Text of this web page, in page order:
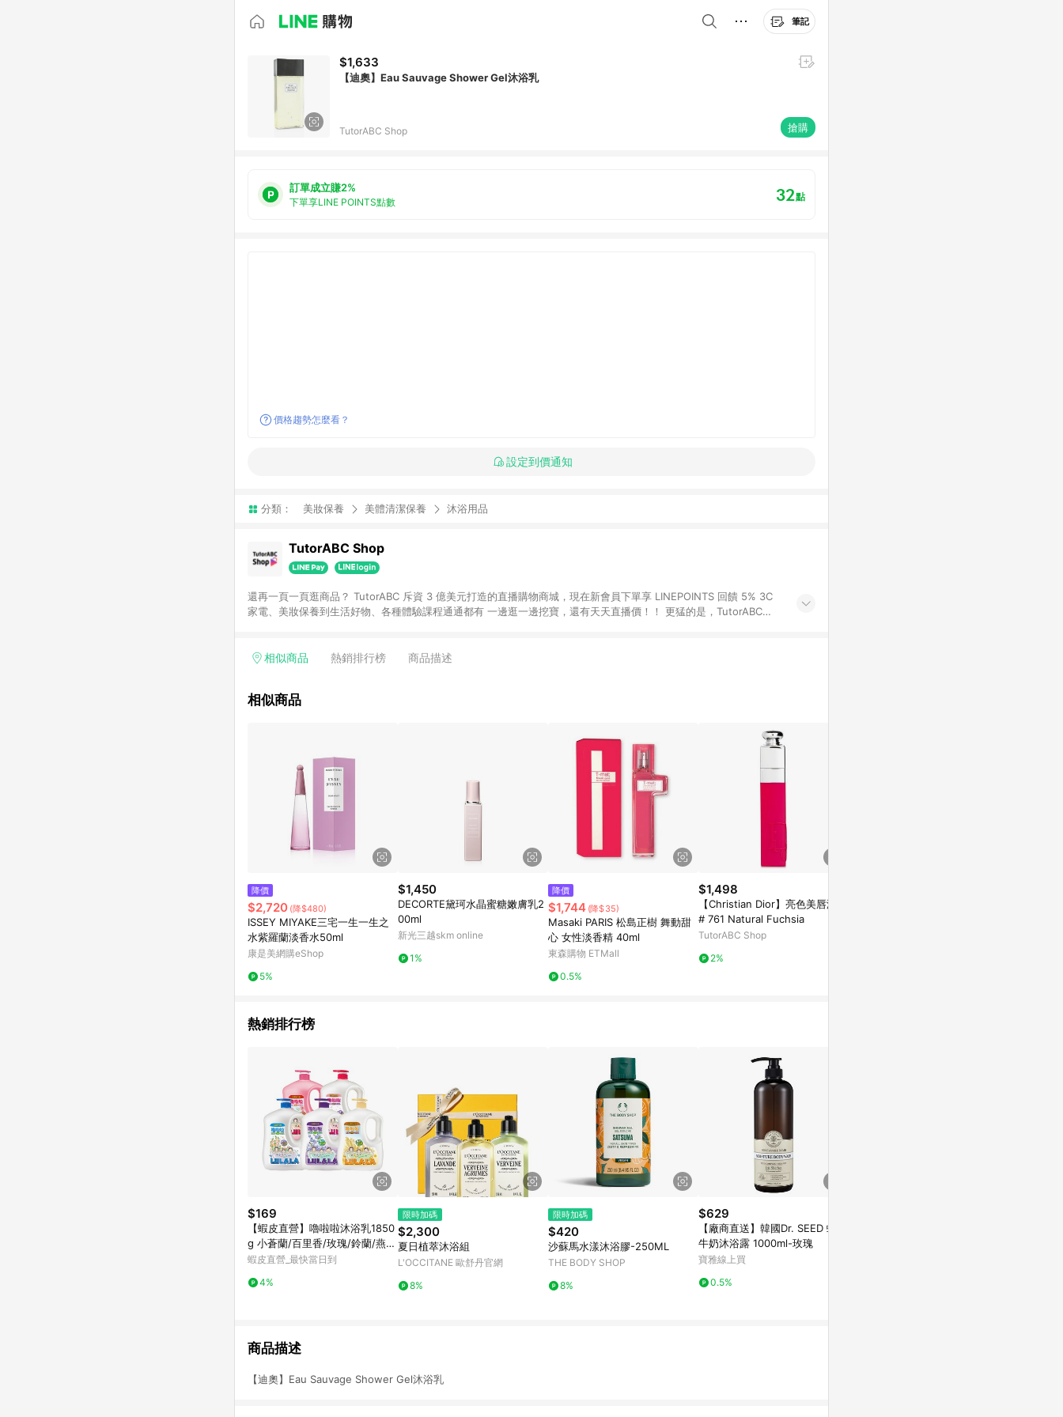
筆記
$1,633
【迪奧】Eau Sauvage Shower Gel沐浴乳
TutorABC Shop 搶購
訂單成立賺2%
下單享LINE POINTS點數 32點
價格趨勢怎麼看？
設定到價通知
分類： 美妝保養 美體清潔保養 沐浴用品
TutorABC Shop
還再一頁一頁逛商品？ TutorABC 斥資 3 億美元打造的直播購物商城，現在新會員下單享 LINEPOINTS 回饋 5% 3C
家電、美妝保養到生活好物、各種體驗課程通通都有 一邊逛一邊挖寶，還有天天直播價！！ 更猛的是，TutorABC
相似商品 熱銷排行榜 商品描述
相似商品
降價
$2,720 (降$480)
ISSEY MIYAKE三宅一生一生之
水紫羅蘭淡香水50ml
康是美網購eShop
5%
$1,450
DECORTE黛珂水晶蜜糖嫩膚乳2
00ml
新光三越skm online
1%
降價
$1,744 (降$35)
Masaki PARIS 松島正樹 舞動甜
心 女性淡香精 40ml
東森購物 ETMall
0.5%
$1,498
【Christian Dior】亮色美唇液 -
# 761 Natural Fuchsia
TutorABC Shop
2%
熱銷排行榜
$169
【蝦皮直營】嚕啦啦沐浴乳1850
g 小蒼蘭/百里香/玫瑰/鈴蘭/燕麥
保濕 香氛
蝦皮直營_最快當日到
4%
限時加碼
$2,300
夏日植萃沐浴組
L'OCCITANE 歐舒丹官網
8%
限時加碼
$420
沙蘇馬水漾沐浴膠-250ML
THE BODY SHOP
8%
$629
【廠商直送】韓國Dr. SEED 蜂蜜
牛奶沐浴露 1000ml-玫瑰
寶雅線上買
0.5%
商品描述
【迪奧】Eau Sauvage Shower Gel沐浴乳